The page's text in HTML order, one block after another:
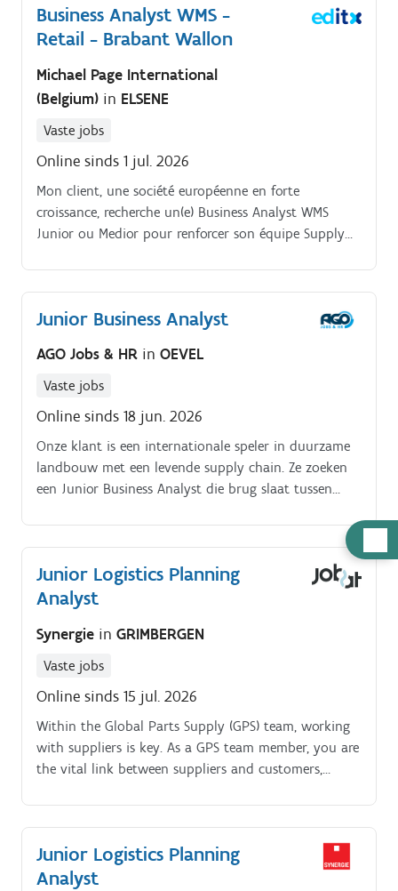
sterk, cijfermatig onderlegd en geïnteresseerd in
logistieke pricing, transporttarieven en internationale
in het ontwikkelen van competitieve en rendabele
prijsstrategieën binnen een dynamische en
internationale omgeving?
Business Analyst WMS -
Retail - Brabant Wallon
Michael Page International
(Belgium) in ELSENE
Vaste jobs
Online sinds 1 jul. 2026
Mon client, une société européenne en forte
croissance, recherche un(e) Business Analyst WMS
Junior ou Medior pour renforcer son équipe Supply
logistiques et de ses outils IT. Cette fonction s'adresse
à un profil motivé souhaitant développer son
expertise dans les domaines du Warehouse
systèmes d'information.
Junior Business Analyst
AGO Jobs & HR in OEVEL
Vaste jobs
Online sinds 18 jun. 2026
Onze klant is een internationale speler in duurzame
landbouw met een levende supply chain. Ze zoeken
een Junior Business Analyst die brug slaat tussen
Junior Logistics Planning
Analyst
Synergie in GRIMBERGEN
Vaste jobs
Online sinds 15 jul. 2026
Within the Global Parts Supply (GPS) team, working
with suppliers is key. As a GPS team member, you are
the vital link between suppliers and customers,
Junior Logistics Planning
Analyst